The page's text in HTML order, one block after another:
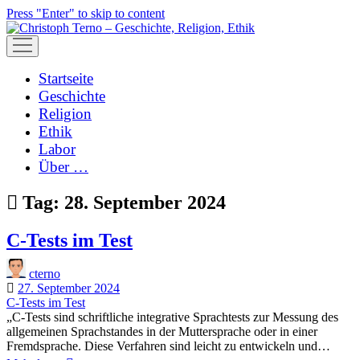
Press "Enter" to skip to content
open
menu
Startseite
Geschichte
Religion
Ethik
Labor
Über …
Tag: 28. September 2024
C-Tests im Test
cterno
27. September 2024
C-Tests im Test
„C-Tests sind schriftliche integrative Sprachtests zur Messung des
allgemeinen Sprachstandes in der Muttersprache oder in einer
Fremdsprache. Diese Verfahren sind leicht zu entwickeln und…